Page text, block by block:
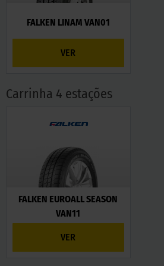
FALKEN LINAM VAN01
VER
Carrinha 4 estações
FALKEN EUROALL SEASON
VAN11
VER